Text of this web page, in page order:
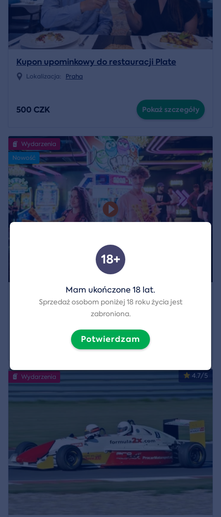
Kupon upominkowy do restauracji Plate
Lokalizacja: Praha
500 CZK Pokaż szczegóły
Wydarzenia
Nowość
Wejście do centrum rozrywki LEVELS w Pradze
Pokaż szczegóły
4.7/5
Wydarzenia
18+
Mam ukończone 18 lat.
Sprzedaż osobom poniżej 18 roku życia jest
zabroniona.
Potwierdzam